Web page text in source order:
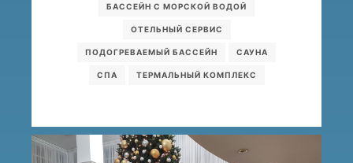
БАССЕЙН С МОРСКОЙ ВОДОЙ
ОТЕЛЬНЫЙ СЕРВИС
ПОДОГРЕВАЕМЫЙ БАССЕЙН САУНА
СПА ТЕРМАЛЬНЫЙ КОМПЛЕКС